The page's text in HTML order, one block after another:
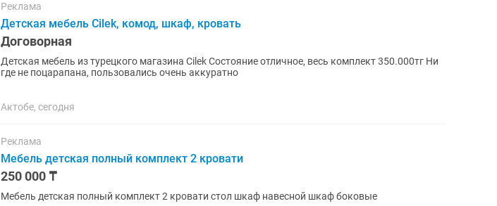
Реклама
Детская мебель Cilek, комод, шкаф, кровать
Договорная
Детская мебель из турецкого магазина Cilek Состояние отличное, весь комплект 350.000тг Ни
где не поцарапана, пользовались очень аккуратно
Актобе, сегодня
Реклама
Мебель детская полный комплект 2 кровати
250 000 ₸
Мебель детская полный комплект 2 кровати стол шкаф навесной шкаф боковые